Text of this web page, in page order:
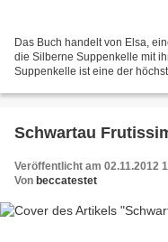
Das Buch handelt von Elsa,
die Silberne Suppenkelle mit
Suppenkelle ist eine der
Schwartau
Veröffentlicht am 02.11.2012
Von beccatestet